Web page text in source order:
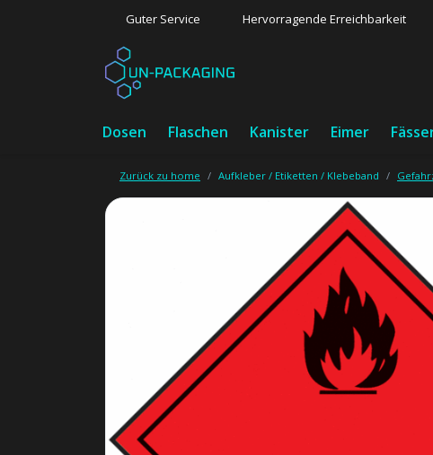
Guter Service Hervorragende Erreichbarkeit
Dosen Flaschen Kanister Eimer
Zurück zu home Aufkleber / Etiketten / Klebeband